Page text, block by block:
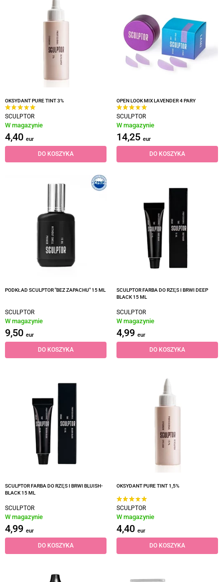
OKSYDANT PURE TINT 3%
SCULPTOR
W magazynie
4,40 eur
DO KOSZYKA
OPEN LOOK MIX LAVENDER 4 PARY
SCULPTOR
W magazynie
14,25 eur
DO KOSZYKA
PODKŁAD SCULPTOR "BEZ ZAPACHU" 15 ML
SCULPTOR
W magazynie
9,50 eur
DO KOSZYKA
SCULPTOR FARBA DO RZĘS I BRWI DEEP
BLACK 15 ML
SCULPTOR
W magazynie
4,99 eur
DO KOSZYKA
SCULPTOR FARBA DO RZĘS I BRWI BLUISH-
BLACK 15 ML
SCULPTOR
W magazynie
4,99 eur
DO KOSZYKA
OKSYDANT PURE TINT 1,5%
SCULPTOR
W magazynie
4,40 eur
DO KOSZYKA